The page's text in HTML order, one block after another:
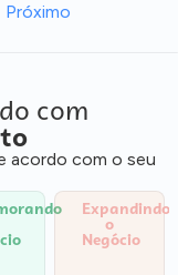
Próximo
com
acordo com o seu
Expandindo
o
Negócio